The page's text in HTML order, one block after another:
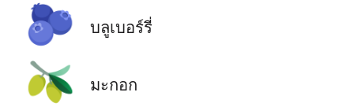
🫐 บลูเบอร์รี่
🫒 มะกอก